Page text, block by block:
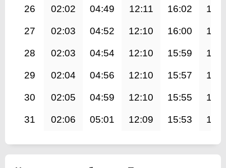
26 02:02 04:49 12:11 16:02
27 02:03 04:52 12:10 16:00
28 02:03 04:54 12:10 15:59
29 02:04 04:56 12:10 15:57
30 02:05 04:59 12:10 15:55
31 02:06 05:01 12:09 15:53